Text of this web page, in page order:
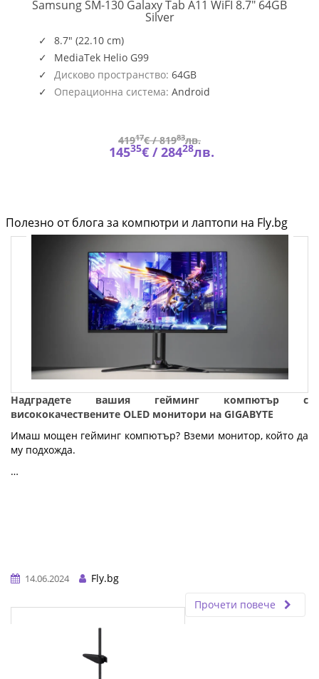
Samsung SM-130 Galaxy Tab A11 WiFI 8.7" 64GB
SilverSM-
8.7" (22.10 cm)
MediaTek Helio G99
Дисково пространство: 64GB
Операционна система: Android
41917€ /81983лв.
14535€ /28428лв.
Полезно от блога за компютри и лаптопи на Fly.bg
Надградете вашия гейминг компютър с
висококачествените OLED монитори на GIGABYTE
Имаш мощен гейминг компютър? Вземи монитор, който да
му подхожда.
…
14.06.2024
Fly.bg
Прочети повече